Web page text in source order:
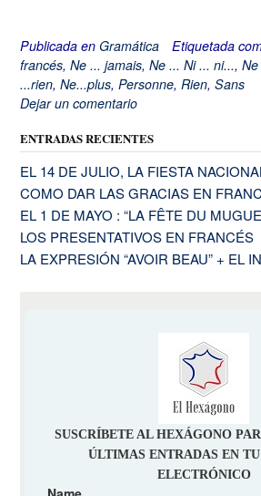
Publicada en Gramática Etiquetada
francés, Ne ... jamais, Ne ... Ni ... ni...,
...rien, Ne...plus, Personne, Rien, Sans
Dejar un comentario
ENTRADAS RECIENTES
EL 14 DE JULIO, LA FIESTA
COMO DAR LAS GRACIAS EN
EL 1 DE MAYO : “LA FÊTE DU
LOS PRESENTATIVOS EN FRANCÉS
LA EXPRESIÓN “AVOIR BEAU” + EL